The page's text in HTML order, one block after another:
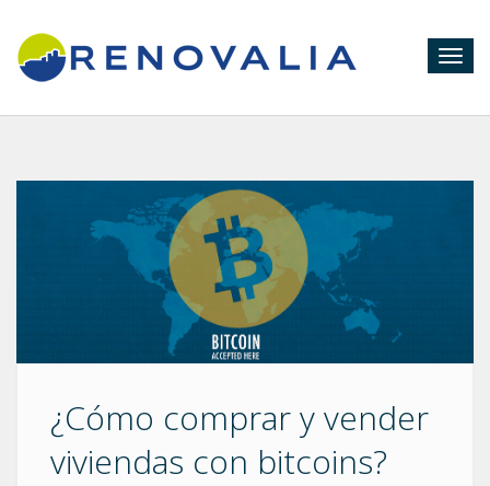
¿Cómo comprar y vender
viviendas con bitcoins?